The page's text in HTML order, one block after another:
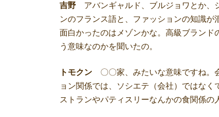
吉野 アバンギャルド、ブルジョワとか、
ンのフランス語と、ファッションの知識が
面白かったのはメゾンかな。高級ブラン
う意味なのかを聞いたの。
トモクン 〇〇家、みたいな意味ですね。
ョン関係では、ソシエテ（会社）ではな
ストランやパティスリーなんかの食関係の